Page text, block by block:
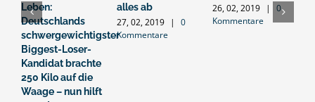
Leben:
Deutschlands
schwergewichtigster
Biggest-Loser-
Kandidat brachte
250 Kilo auf die
Waage – nun hilft
alles ab
27, 02, 2019 |
0
Kommentare
26, 02, 2019 |
0
Kommentare